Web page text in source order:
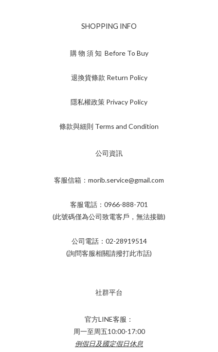
SHOPPING INFO
購 物 須 知 Before To Buy
退換貨條款 Return Policy
隱私權政策 Privacy Policy
條款與細則 Terms and Condition
公司資訊
客服信箱：morib.service@gmail.com
客服電話：0966-888-701
(此號碼僅為公司致電客戶，無法接聽)
公司電話：02-28919514
(詢問客服相關請撥打此市話)
社群平台
官方LINE客服：
周一至周五10:00-17:00
例假日及國定假日休息